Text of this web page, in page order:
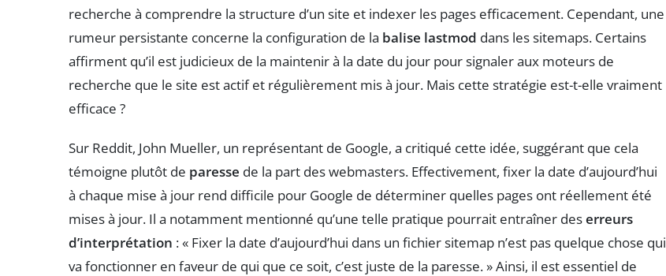
recherche à comprendre la structure d’un site et indexer les pages efficacement. Cependant, une
rumeur persistante concerne la configuration de la balise lastmod dans les sitemaps. Certains
affirment qu’il est judicieux de la maintenir à la date du jour pour signaler aux moteurs de
recherche que le site est actif et régulièrement mis à jour. Mais cette stratégie est-t-elle vraiment
efficace ?
Sur Reddit, John Mueller, un représentant de Google, a critiqué cette idée, suggérant que cela
témoigne plutôt de paresse de la part des webmasters. Effectivement, fixer la date d’aujourd’hui
à chaque mise à jour rend difficile pour Google de déterminer quelles pages ont réellement été
mises à jour. Il a notamment mentionné qu’une telle pratique pourrait entraîner deserreurs
d’interprétation : « Fixer la date d’aujourd’hui dans un fichier sitemap n’est pas quelque chose qui
va fonctionner en faveur de qui que ce soit, c’est juste de la paresse. » Ainsi, il est essentiel de